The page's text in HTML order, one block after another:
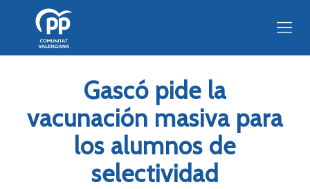
Gascó pide la
vacunación masiva para
los alumnos de
selectividad